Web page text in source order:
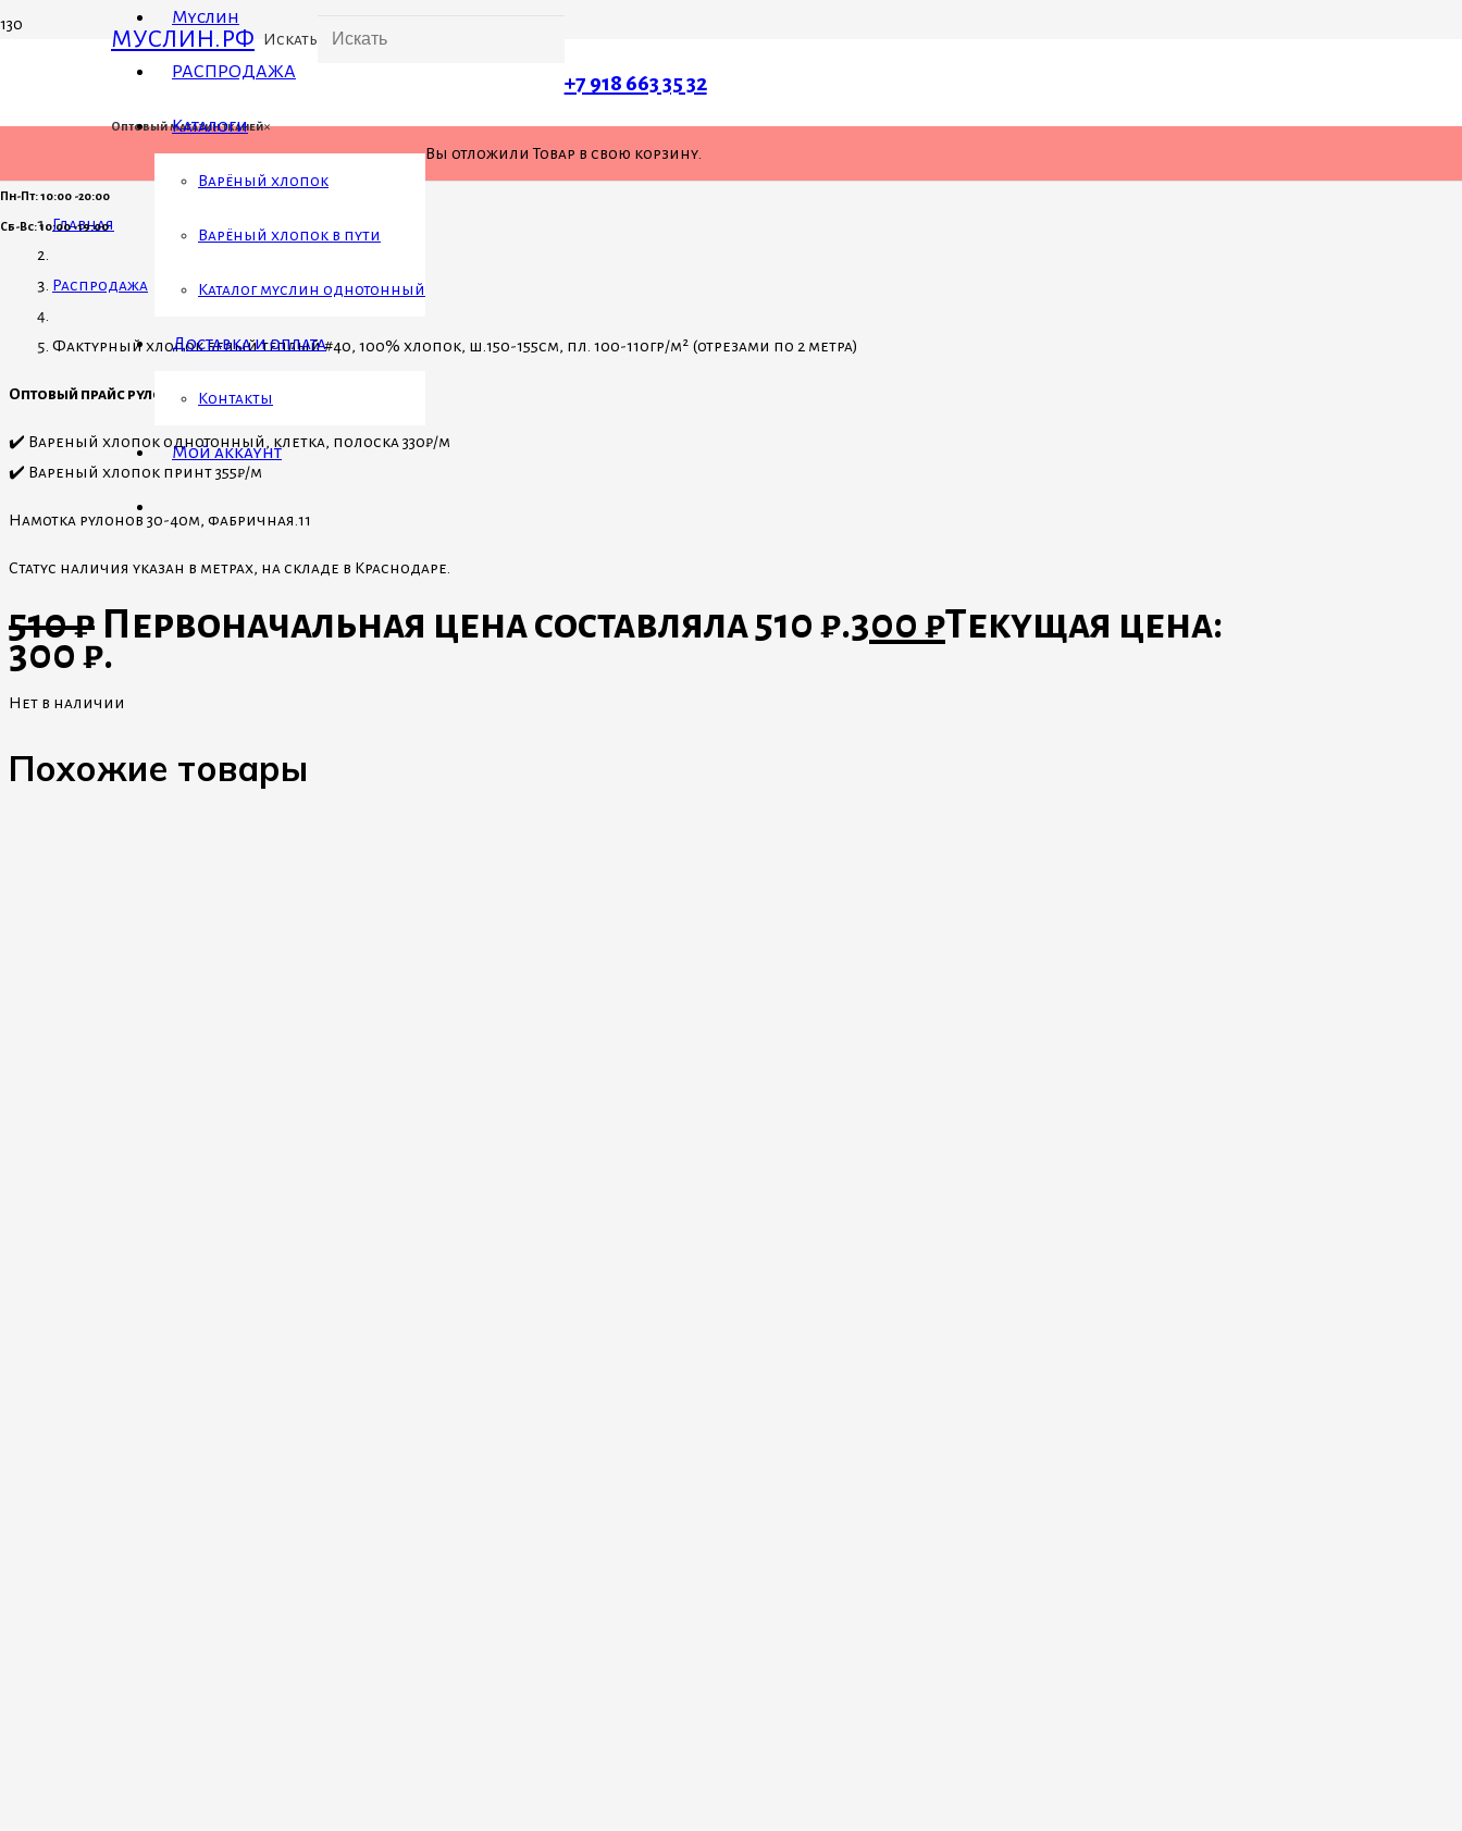
МУСЛИН.РФ
Оптовый магазин тканей
Искать
×
+7 918 663 35 32
Муслин
РАСПРОДАЖА
Каталоги
Варёный хлопок
Варёный хлопок в пути
Каталог муслин однотонный
Доставка и оплата
Контакты
Мой аккаунт
Вы отложилиТовар в свою корзину.
Пн-Пт: 10:00 -20:00
Сб-Вс: 10:00 -19:00
Главная
Распродажа
Фактурный хлопок белый тёплый #40, 100% хлопок, ш.150-155см, пл. 100-110гр/м² (отрезами по 2 метра)
Оптовый прайс рулонами
✔️ Вареный хлопок однотонный, клетка, полоска 330₽/м
✔️ Вареный хлопок принт 355₽/м
Намотка рулонов 30-40м, фабричная.11
Статус наличия указан в метрах, на складе в Краснодаре.
510₽ Первоначальная цена составляла 510 ₽.300 ₽Текущая цена:
300 ₽.
Нет в наличии
Похожие товары